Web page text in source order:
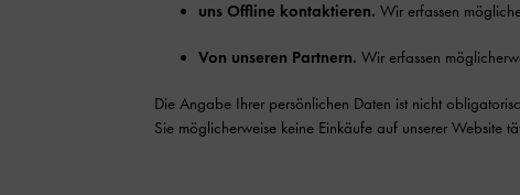
uns Offline kontaktieren. Wir erfassen
Von unseren Partnern. Wir erfassen
Die Angabe Ihrer persönlichen Daten ist nicht
Sie möglicherweise keine Einkäufe auf unserer Website